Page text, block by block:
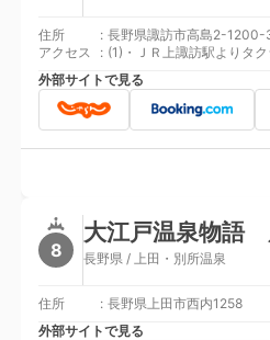
住所 : 長野県諏訪市高島2-1200-
アクセス
: (1)・ＪＲ上諏訪駅よりタ
外部サイトで見る
8
大江戸温泉物語
長野県 / 上田・別所温泉
住所 : 長野県上田市西内1258
外部サイトで見る